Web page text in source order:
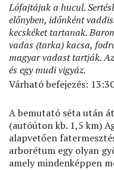
Lófajtájuk a hucul.
előnyben, időnként
kecskéket tartanak.
vadas (tarka) kacsa,
magyar vadast tartják.
és egy mudi vigyáz.
Várható befejezés:
A bemutató séta után
(autóúton kb. 1,5 km)
alapvetően
arborétum egy olyan
amely mindenképpen